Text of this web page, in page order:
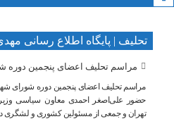
تحلیف | پایگاه اطلاع رسانی
مراسم تحلیف اعضای پنجمین دوره
مراسم تحلیف اعضای پنجمین دوره شورای
حضور علی‌اصغر احمدی معاون سیاسی
تهران و جمعی از مسئولین کشوری و لشگری